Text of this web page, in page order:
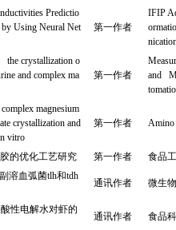
Predictio
Using Neural Net
第一作者
IFIP
the crystallization o
and complex ma
第一作者
and
magnesium
crystallization and
vitro
第一作者 Amino
的优化工艺研究 第一作者 食品
溶血弧菌tlh和tdh
通讯作者 微生
性电解水对虾的
通讯作者 食品